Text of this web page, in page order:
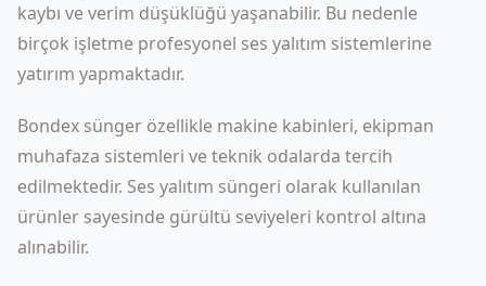
kaybı ve verim düşüklüğü yaşanabilir. Bu nedenle
birçok işletme profesyonel ses yalıtım sistemlerine
yatırım yapmaktadır.
Bondex sünger özellikle makine kabinleri, ekipman
muhafaza sistemleri ve teknik odalarda tercih
edilmektedir. Ses yalıtım süngeri olarak kullanılan
ürünler sayesinde gürültü seviyeleri kontrol altına
alınabilir.